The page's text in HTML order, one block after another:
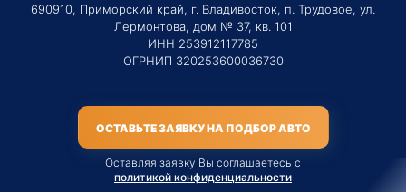
690910, Приморский край, г. Владивосток, п. Трудовое, ул.
Лермонтова, дом № 37, кв. 101
ИНН 253912117785
ОГРНИП 320253600036730
ОСТАВЬТЕ ЗАЯВКУ НА ПОДБОР АВТО
Оставляя заявку Вы соглашаетесь с
политикой конфиденциальности